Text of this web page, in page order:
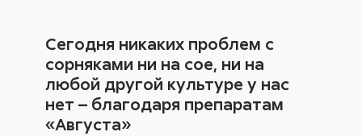
Сегодня никаких проблем с
сорняками ни на сое, ни на
любой другой культуре у нас
нет – благодаря препаратам
«Августа»